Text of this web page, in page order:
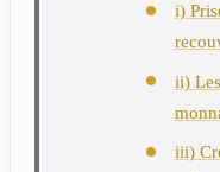
i)
ii)
iii)